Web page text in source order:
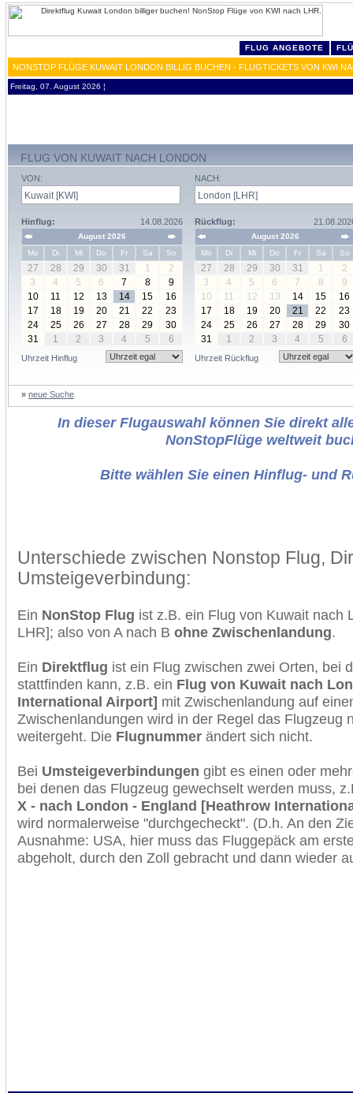
FLUG ANGEBOTE
NONSTOP FLÜGE KUWAIT LONDON BILLIG BUCHEN - FLUGTICKETS VON KWI
Freitag, 07. August 2026 ¦
FLUG VON KUWAIT NACH LONDON
VON:
Hinflug: 14.08.2026
August 2026
Mo
Di Mi Do Fr Sa So
27 28 29 30 31 1
2
3
4 5 6 7 8
9
10
11 12 13 14 15
16
17
18 19 20 21 22
23
24
25 26 27 28 29
30
31
1 2 3 4 5 6
Uhrzeit Hinflug
NACH:
Rückflug:
August 2026
Mo
Di Mi Do Fr Sa So
27 28 29 30 31 1
2
3
4 5 6 7 8
9
10
11 12 13 14 15
16
17
18 19 20 21 22
23
24
25 26 27 28 29
30
31
1 2 3 4 5 6
Uhrzeit Rückflug
» neue Suche
In dieser Flugauswahl können Sie direkt
NonStopFlüge weltweit
Bitte wählen Sie einen Hinflug- und
Unterschiede zwischen Nonstop Flug,
Umsteigeverbindung:
Ein NonStop Flug ist z.B. ein Flug von Kuwait nach
LHR]; also von A nach B ohne Zwischenlandung.
Ein Direktflug ist ein Flug zwischen zwei Orten, bei
stattfinden kann, z.B. ein Flug von Kuwait nach
International Airport] mit Zwischenlandung auf
Zwischenlandungen wird in der Regel das Flugzeug
weitergeht. Die Flugnummer ändert sich nicht.
Bei Umsteigeverbindungen gibt es einen oder
bei denen das Flugzeug gewechselt werden muss,
X - nach London - England [Heathrow
wird normalerweise "durchgecheckt". (D.h. An den
Ausnahme: USA, hier muss das Fluggepäck am
abgeholt, durch den Zoll gebracht und dann wieder